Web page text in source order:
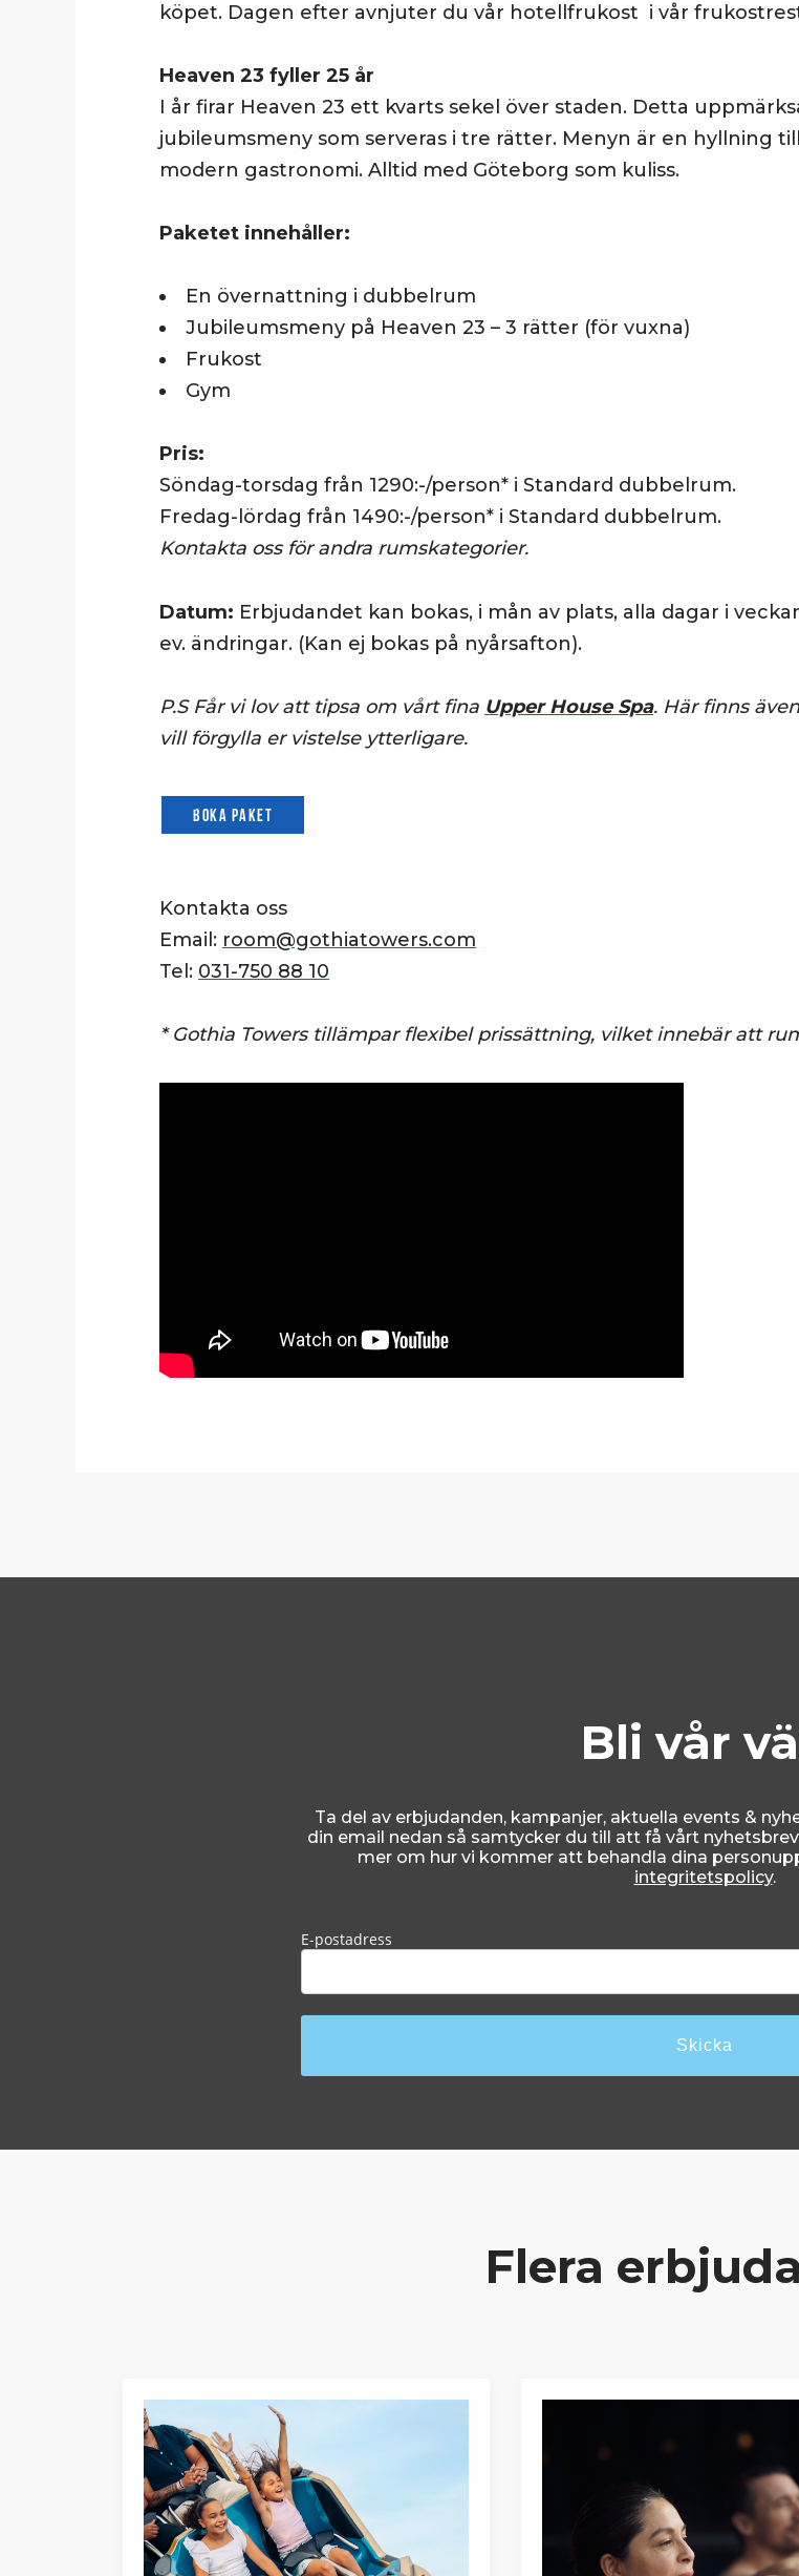
köpet. Dagen efter avnjuter du vår hotellfrukost i vår
Heaven 23 fyller 25 år
I år firar Heaven 23 ett kvarts sekel över staden. Detta
jubileumsmeny som serveras i tre rätter. Menyn är en hyllning
modern gastronomi. Alltid med Göteborg som kuliss.
Paketet innehåller:
En övernattning i dubbelrum
Jubileumsmeny på Heaven 23 – 3 rätter (för vuxna)
Frukost
Gym
Pris:
Söndag-torsdag från 1290:-/person* i Standard dubbelrum.
Fredag-lördag från 1490:-/person* i Standard dubbelrum.
Kontakta oss för andra rumskategorier.
Datum: Erbjudandet kan bokas, i mån av plats, alla dagar i
ev. ändringar. (Kan ej bokas på nyårsafton).
P.S Får vi lov att tipsa om vårt fina Upper House Spa. Här finns
vill förgylla er vistelse ytterligare.
Boka paket
Kontakta oss
Email: room@gothiatowers.com
Tel: 031-750 88 10
* Gothia Towers tillämpar flexibel prissättning, vilket innebär att
Bli vår
Ta del av erbjudanden, kampanjer, aktuella events &
din email nedan så samtycker du till att få vårt
mer om hur vi kommer att behandla dina
integritetspolicy.
Flera